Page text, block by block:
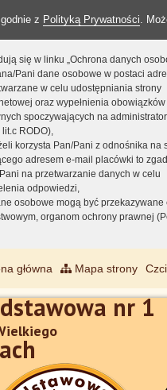
z Polityką Prywatności.
się w linku „Ochrona danych
Pani dane osobowe w postaci
w celu udostępniania strony
oraz wypełnienia obowiązków
spoczywających na
lit.c RODO),
korzysta Pan/Pani z odnośnika na
adresem e-mail placówki to
na przetwarzanie danych w celu
odpowiedzi,
osobowe mogą być przekazywane
organom ochrony prawnej
główna Mapa strony
nr 1